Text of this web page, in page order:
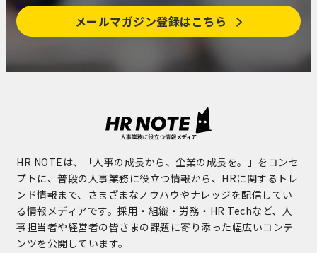
メールマガジン登録はこちら
HR NOTEは、「人事の成長から、企業の成長を。」をコンセ
プトに、普段の人事業務に役立つ情報から、HRに関するトレ
ンド情報まで、さまざまなノウハウやナレッジを配信してい
る情報メディアです。採用・組織・労務・HR Techなど、人
事担当者や経営者の皆さまの課題に寄り添った幅広いコンテ
ンツを公開しています。